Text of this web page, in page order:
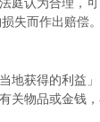
感化令
性罪行定罪纪
失而作出赔偿。
地获得的利益
关物品或金钱